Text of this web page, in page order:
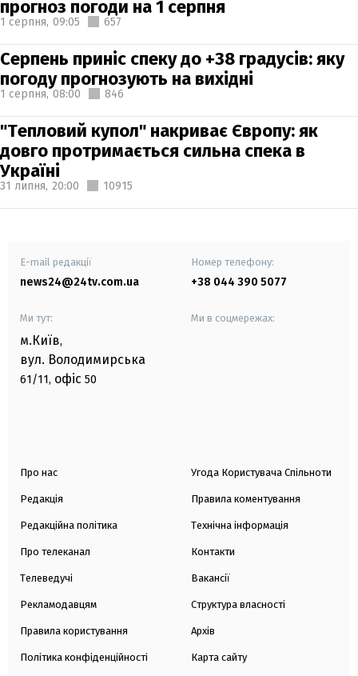
прогноз погоди на 1 серпня
1 серпня, 09:05 657
Серпень приніс спеку до +38 градусів: яку
погоду прогнозують на вихідні
1 серпня, 08:00 846
"Тепловий купол" накриває Європу: як
довго протримається сильна спека в
Україні
31 липня, 20:00 10915
E-mail редакції
news24@24tv.com.ua
Номер телефону:
+38 044 390 5077
Ми тут:
м.Київ,
вул. Володимирська
61/11, офіс 50
Ми в соцмережах:
Про нас
Редакція
Редакційна політика
Про телеканал
Телеведучі
Рекламодавцям
Правила користування
Політика конфіденційності
Угода Користувача Спільноти
Правила коментування
Технічна інформація
Контакти
Вакансії
Структура власності
Архів
Карта сайту